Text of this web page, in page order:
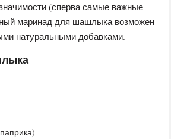
(сперва самые важные
маринад для шашлыка возможен
натуральными добавками.